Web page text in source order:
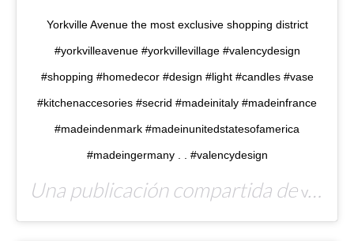
Yorkville Avenue the most exclusive shopping district
#yorkvilleavenue #yorkvillevillage #valencydesign
#shopping #homedecor #design #light #candles #vase
#kitchenaccesories #secrid #madeinitaly #madeinfrance
#madeindenmark #madeinunitedstatesofamerica
#madeingermany . . #valencydesign
Una publicación compartida de Valency Design